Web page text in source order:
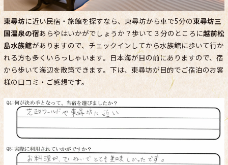
東尋坊に近い民宿・旅館を探すなら、東尋坊から車で5分の東尋坊三
国温泉の宿あらやはいかがでしょうか？歩いて３分のところに越前松
島水族館がありますので、チェックインしてから水族館に歩いて行か
れる方も多くいらっしゃいます。日本海が目の前にありますので、宿
から歩いて海辺を散策できます。下は、東尋坊が目的でご宿泊のお客
様の口コミ・ご感想です。